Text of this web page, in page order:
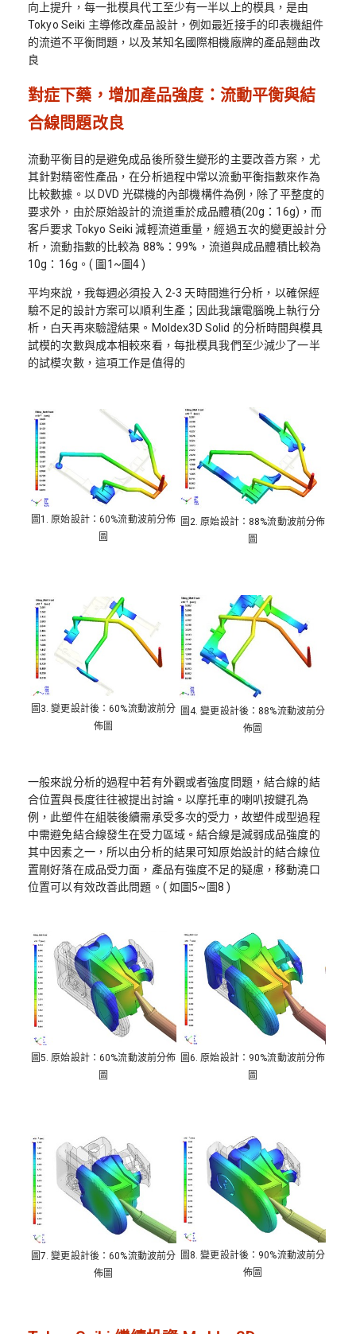
向上提升，每一批模具代工至少有一半以上的模具，是由
Tokyo Seiki 主導修改產品設計，例如最近接手的印表機組件
的流道不平衡問題，以及某知名國際相機廠牌的產品翹曲改
良
對症下藥，增加產品強度：流動平衡與結
合線問題改良
流動平衡目的是避免成品後所發生變形的主要改善方案，尤
其針對精密性產品，在分析過程中常以流動平衡指數來作為
比較數據。以 DVD 光碟機的內部機構件為例，除了平整度的
要求外，由於原始設計的流道重於成品體積(20g：16g)，而
客戶要求 Tokyo Seiki 減輕流道重量，經過五次的變更設計分
析，流動指數的比較為 88%：99%，流道與成品體積比較為
10g：16g。( 圖1~圖4 )
平均來說，我每週必須投入 2-3 天時間進行分析，以確保經
驗不足的設計方案可以順利生產；因此我讓電腦晚上執行分
析，白天再來驗證結果。Moldex3D Solid 的分析時間與模具
試模的次數與成本相較來看，每批模具我們至少減少了一半
的試模次數，這項工作是值得的
圖1. 原始設計：60%流動波前分佈
圖
圖2. 原始設計：88%流動波前分佈
圖
圖3. 變更設計後：60%流動波前分
佈圖
圖4. 變更設計後：88%流動波前分
佈圖
一般來說分析的過程中若有外觀或者強度問題，結合線的結
合位置與長度往往被提出討論。以摩托車的喇叭按鍵孔為
例，此塑件在組裝後續需承受多次的受力，故塑件成型過程
中需避免結合線發生在受力區域。結合線是減弱成品強度的
其中因素之一，所以由分析的結果可知原始設計的結合線位
置剛好落在成品受力面，產品有強度不足的疑慮，移動澆口
位置可以有效改善此問題。( 如圖5~圖8 )
圖5. 原始設計：60%流動波前分佈
圖
圖6. 原始設計：90%流動波前分佈
圖
圖7. 變更設計後：60%流動波前分
佈圖
圖8. 變更設計後：90%流動波前分
佈圖